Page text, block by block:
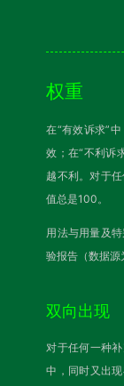
权重
在“有效诉求”
效；在“不利诉
越不利。对于
值总是100。
用法与用量及
验报告（数据源
双向出现
对于任何一种
中，同时又出